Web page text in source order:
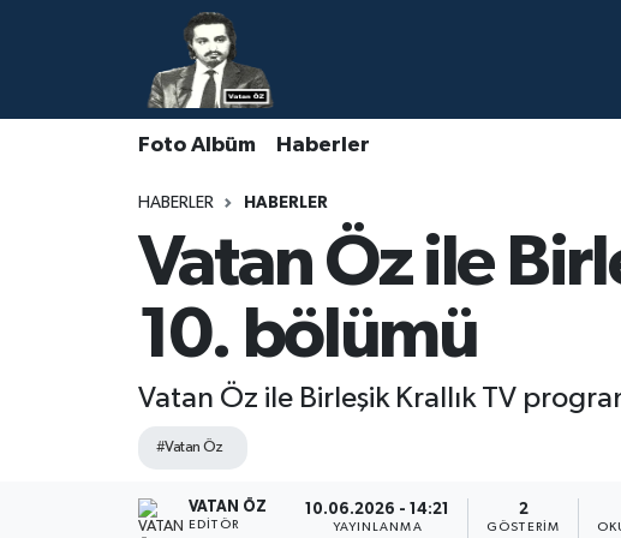
Foto Albüm Haberler
HABERLER HABERLER
Vatan Öz ile
10. bölümü
Vatan Öz ile Birleşik Krallık TV
#Vatan Öz
VATAN ÖZ
EDITÖR
10.06.2026 - 14:21
YAYINLANMA
2
GÖSTERIM
Nöbetçi Eczaneler
Hava Durumu
Namaz Vakitleri
Trafik Durumu
Süper Lig Puan Durumu ve Fikstür
Tüm Manşetler
Son Dakika Haberleri
Haber Arşivi